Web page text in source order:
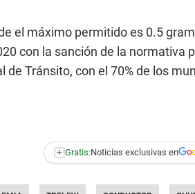
el máximo permitido es 0.5
con la sanción de la normativa
Tránsito, con el 70% de los
+ Gratis:Noticias exclusivas en